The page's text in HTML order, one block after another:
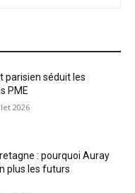
parisien séduit les
PME
2026
: pourquoi Auray
plus les futurs